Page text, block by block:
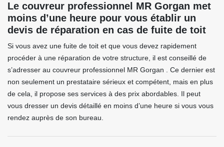
Le couvreur professionnel MR Gorgan met
moins d’une heure pour vous établir un
devis de réparation en cas de fuite de toit
Si vous avez une fuite de toit et que vous devez rapidement
procéder à une réparation de votre structure, il est conseillé de
s’adresser au couvreur professionnel MR Gorgan . Ce dernier est
non seulement un prestataire sérieux et compétent, mais en plus
de cela, il propose ses services à des prix abordables. Il peut
vous dresser un devis détaillé en moins d’une heure si vous vous
rendez auprès de son bureau.